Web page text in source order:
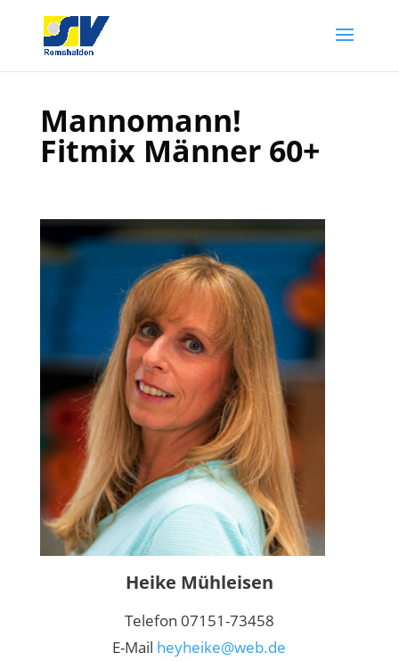
Mannomann!
Fitmix Männer 60+
Heike Mühleisen
Telefon 07151-73458
E-Mail heyheike@web.de